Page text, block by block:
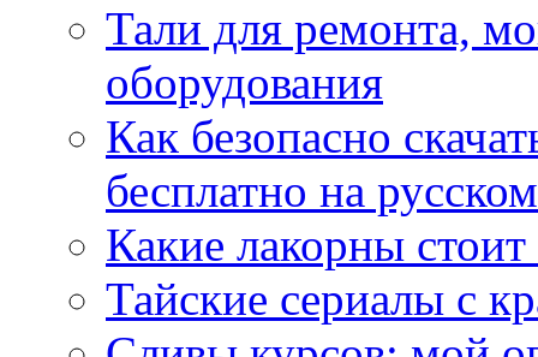
Тали для ремонта,
оборудования
Как безопасно
бесплатно на
Какие лакорны
Тайские сериалы с